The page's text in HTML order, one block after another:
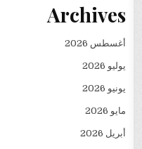
Archives
أغسطس 2026
يوليو 2026
يونيو 2026
مايو 2026
أبريل 2026